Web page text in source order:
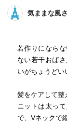
気ままな風
若作りになら
ない若干おば
いがちょうどい
髪をケアして整
ニットは太っ
で、Vネックで